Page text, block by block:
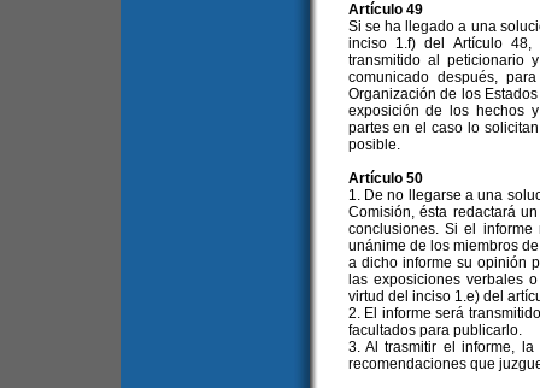
Artículo 49
Si se ha llegado a una
inciso 1.f) del Artículo
transmitido al peticionario
comunicado después,
Organización de los
exposición de los hechos
partes en el caso lo
posible.
Artículo 50
1. De no llegarse a una
Comisión, ésta redactará
conclusiones. Si el
unánime de los miembros
a dicho informe su opinión
las exposiciones verbales
virtud del inciso 1.e) del
2. El informe será
facultados para publicarlo.
3. Al trasmitir el informe,
recomendaciones que